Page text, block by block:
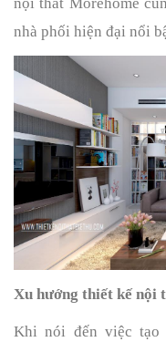
nhà phối hiện đại nổi
Xu hướng thiết kế nội
Khi nói đến việc